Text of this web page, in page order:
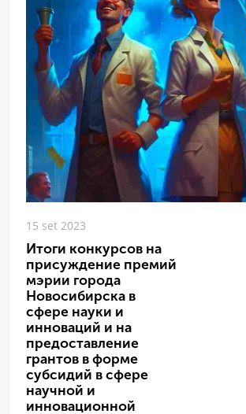
15 set 2023
Итоги конкурсов на
присуждение премий
мэрии города
Новосибирска в
сфере науки и
инноваций и на
предоставление
грантов в форме
субсидий в сфере
научной и
инновационной